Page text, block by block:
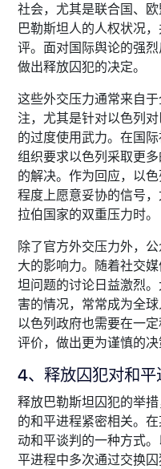
社会，尤其是联合国、
巴勒斯坦人的人权状况
评。面对国际舆论的强
做出释放囚犯的决定。
这些外交压力通常来自
注，尤其是针对以色列
的过度使用武力。在国
组织要求以色列采取更
的解决。作为回应，以
程度上愿意妥协的信号
拉伯国家的双重压力时。
除了官方外交压力外，
大的影响力。随着社交
坦问题的讨论日益激烈
害的情况，常常成为全
以色列政府也需要在一
评价，做出更为谨慎的决
4、释放囚犯对和
释放巴勒斯坦囚犯的举
的和平进程紧密相关。
动和平谈判的一种方式
平进程中多次通过交换